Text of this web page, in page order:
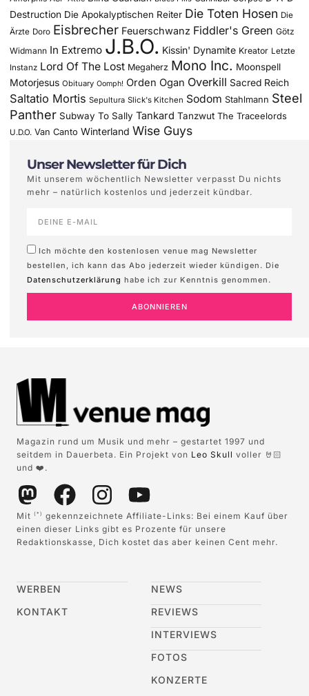
Destruction Die Apokalyptischen Reiter Die Toten Hosen Die
Ärzte Doro Eisbrecher Feuerschwanz Fiddler's Green Götz
Widmann In Extremo J.B.O. Kissin' Dynamite Kreator Letzte
Instanz Lord Of The Lost Megaherz Mono Inc. Moonspell
Motorjesus Obituary Oomph! Orden Ogan Overkill Sacred Reich
Saltatio Mortis Sepultura Slick's Kitchen Sodom Stahlmann Steel
Panther Subway To Sally Tankard Tanzwut The Traceelords
U.D.O. Van Canto Winterland Wise Guys
Unser Newsletter für Dich
Mit unserem wöchentlich Newsletter verpasst Du nichts
mehr – natürlich kostenlos und jederzeit kündbar.
Ich möchte den kostenlosen venue mag Newsletter
bestellen, ich kann das Abo jederzeit wieder kündigen. Die
Datenschutzerklärung habe ich zur Kenntnis genommen.
ABONNIEREN
Magazin rund um Musik und mehr – gestartet 1997 und
seitdem in Dauerbeta. Ein Projekt von Leo Skull voller 🤘🏻
und ❤️.
Mit (*)
gekennzeichnete Affiliate-Links: Bei einem Kauf über
einen dieser Links gibt es Prozente für unsere
Redaktionskasse, Dich kostet das aber keinen Cent mehr.
WERBEN
KONTAKT
NEWS
REVIEWS
INTERVIEWS
FOTOS
KONZERTE